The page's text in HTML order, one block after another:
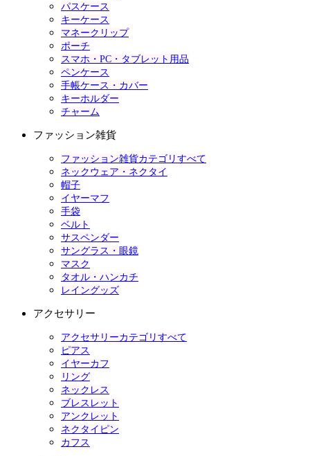
パスケース
キーケース
マネークリップ
ポーチ
スマホ・PC・タブレット用品
ペンケース
手帳ケース・カバー
キーホルダー
チャーム
ファッション雑貨
ファッション雑貨カテゴリすべて
ネックウェア・ネクタイ
帽子
イヤーマフ
手袋
ベルト
サスペンダー
サングラス・眼鏡
マスク
タオル・ハンカチ
レイングッズ
アクセサリー
アクセサリーカテゴリすべて
ピアス
イヤーカフ
リング
ネックレス
ブレスレット
アンクレット
ネクタイピン
カフス